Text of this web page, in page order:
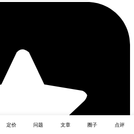
定价 问题 文章 圈子 点评